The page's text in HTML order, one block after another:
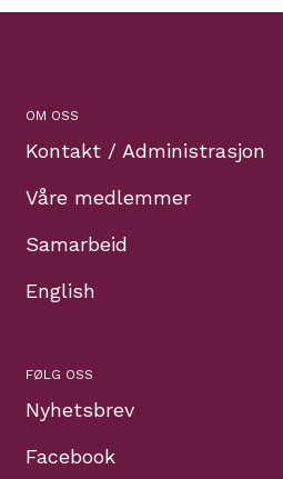
OM OSS
Kontakt / Administrasjon
Våre medlemmer
Samarbeid
English
FØLG OSS
Nyhetsbrev
Facebook